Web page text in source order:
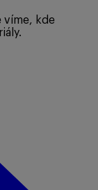
víme, kde